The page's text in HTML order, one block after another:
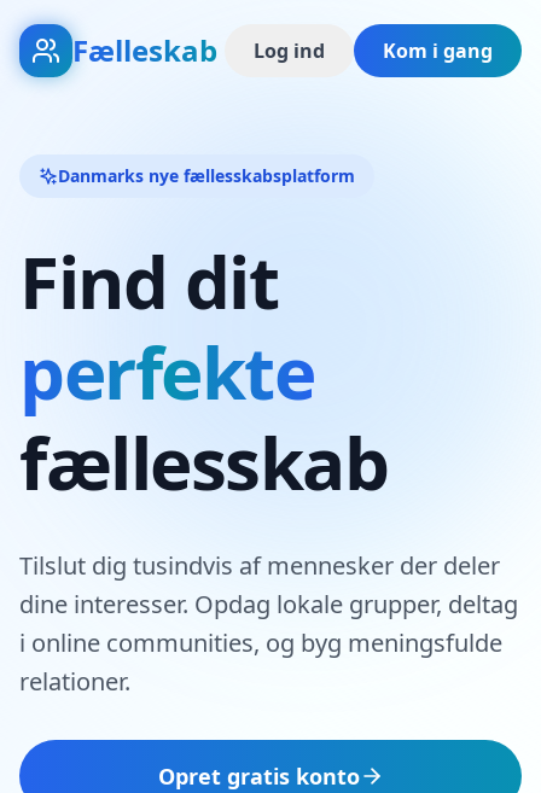
Fælleskab Log ind Kom i gang
Danmarks nye fællesskabsplatform
Find dit
perfekte
fællesskab
Tilslut dig tusindvis af mennesker der deler
dine interesser. Opdag lokale grupper, deltag
i online communities, og byg meningsfulde
relationer.
Opret gratis konto